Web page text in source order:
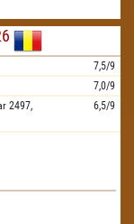
7,5/9
7,0/9
2497,
6,5/9